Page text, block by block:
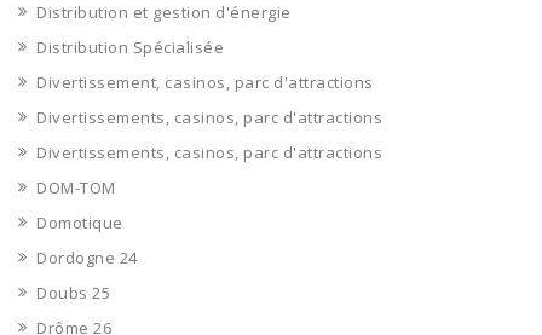
Distribution et gestion d'énergie
Distribution Spécialisée
Divertissement, casinos, parc d'attractions
Divertissements, casinos, parc d'attractions
Divertissements, casinos, parc d'attractions
DOM-TOM
Domotique
Dordogne 24
Doubs 25
Drôme 26